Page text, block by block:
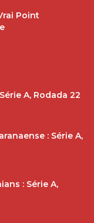
Point
A, Rodada 22
: Série A,
: Série A,